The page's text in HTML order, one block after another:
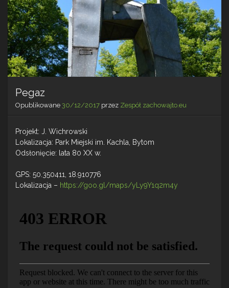
Pegaz
Opublikowane 30/12/2017 przez Zespół zachowajto.eu
Projekt: J. Wichrowski
Lokalizacja: Park Miejski im. Kachla, Bytom
Odsłonięcie: lata 80 XX w.
GPS: 50.350411, 18.910776
Lokalizacja – https://goo.gl/maps/yLy9Y1q2m4y